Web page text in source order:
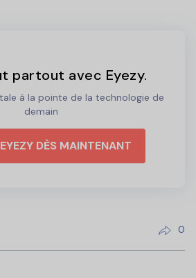
partout avec Eyezy.
à la pointe de la technologie de
demain
DÈS MAINTENANT
0